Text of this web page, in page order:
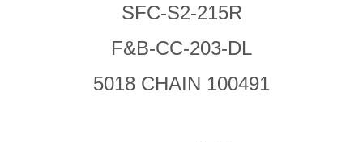
SFC-S2-215R
F&B-CC-203-DL
5018 CHAIN 100491